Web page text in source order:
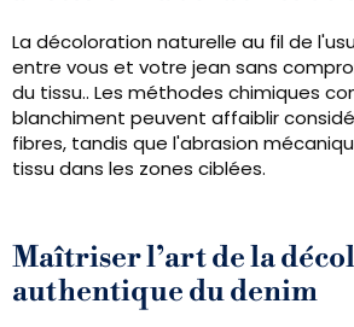
La décoloration naturelle au fil de
entre vous et votre jean sans
du tissu.. Les méthodes chimiques
blanchiment peuvent affaiblir
fibres, tandis que l'abrasion
tissu dans les zones ciblées.
Maîtriser l’art de la
authentique du denim